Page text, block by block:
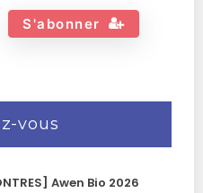
S'abonner
vous
Awen Bio 2026